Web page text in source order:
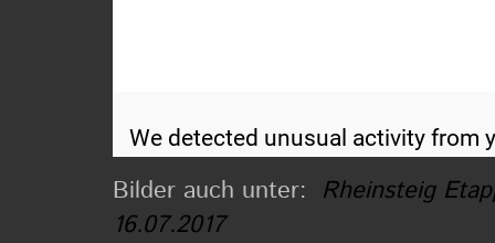
Bilder auch unter: Rheinsteig
16.07.2017